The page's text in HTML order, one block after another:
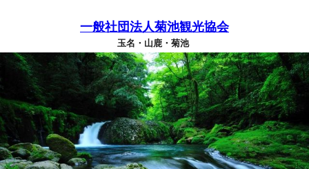
一般社団法人菊池観光協会
玉名・山鹿・菊池